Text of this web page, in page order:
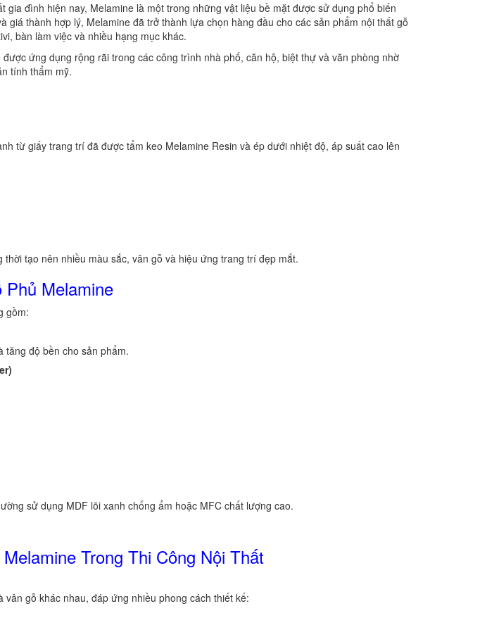
gia đình hiện nay, Melamine là một trong những vật liệu bề mặt được sử dụng phổ biến
giá thành hợp lý, Melamine đã trở thành lựa chọn hàng đầu cho các sản phẩm nội thất gỗ
bàn làm việc và nhiều hạng mục khác.
ứng dụng rộng rãi trong các công trình nhà phố, căn hộ, biệt thự và văn phòng nhờ
tính thẩm mỹ.
từ giấy trang trí đã được tẩm keo Melamine Resin và ép dưới nhiệt độ, áp suất cao lên
tạo nên nhiều màu sắc, vân gỗ và hiệu ứng trang trí đẹp mắt.
Melamine
gồm:
tăng độ bền cho sản phẩm.
sử dụng MDF lõi xanh chống ẩm hoặc MFC chất lượng cao.
Trong Thi Công Nội Thất
gỗ khác nhau, đáp ứng nhiều phong cách thiết kế: